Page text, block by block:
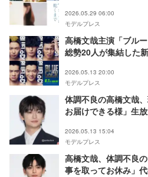
2026.05.29 06:00
モデルプレス
高橋文哉主演「ブル
総勢20人が集結した
2026.05.13 20:00
モデルプレス
体調不良の高橋文哉
お届けできる様」生
2026.05.13 15:04
モデルプレス
高橋文哉、体調不良
事を取ってお休み」